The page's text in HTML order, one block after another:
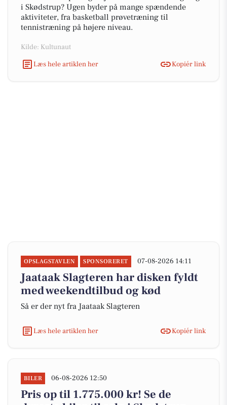
i Skødstrup? Ugen byder på mange spændende
aktiviteter, fra basketball prøvetræning til
tennistræning på højere niveau.
Kilde: Kultunaut
Læs hele artiklen her
Kopiér link
OPSLAGSTAVLEN SPONSORERET 07-08-2026 14:11
Jaataak Slagteren har disken fyldt
med weekendtilbud og kød
Så er der nyt fra Jaataak Slagteren
Læs hele artiklen her Kopiér link
BILER 06-08-2026 12:50
Pris op til 1.775.000 kr! Se de